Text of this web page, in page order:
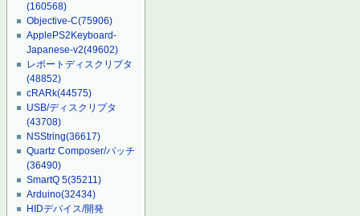
(160568)
Objective-C(75906)
ApplePS2Keyboard-
Japanese-v2(49602)
レポートディスクリプタ
(48852)
cRARk(44575)
USB/ディスクリプタ
(43708)
NSString(36617)
Quartz Composer/パッチ
(36490)
SmartQ 5(35211)
Arduino(32434)
HIDデバイス/開発